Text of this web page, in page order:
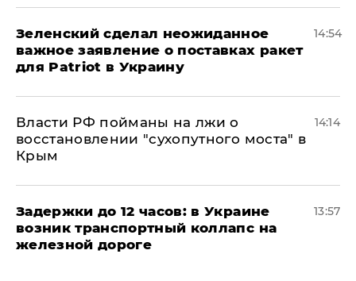
Зеленский сделал неожиданное
важное заявление о поставках ракет
для Patriot в Украину
14:54
Власти РФ пойманы на лжи о
восстановлении "сухопутного моста" в
Крым
14:14
Задержки до 12 часов: в Украине
возник транспортный коллапс на
железной дороге
13:57